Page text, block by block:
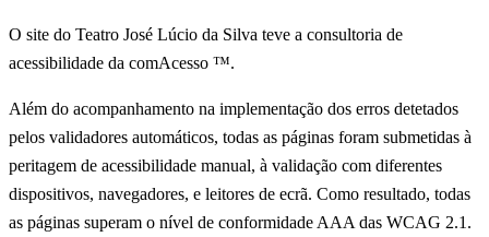
O site do Teatro José Lúcio da Silva teve a consultoria de
acessibilidade da comAcesso ™.
Além do acompanhamento na implementação dos erros detetados
pelos validadores automáticos, todas as páginas foram submetidas à
peritagem de acessibilidade manual, à validação com diferentes
dispositivos, navegadores, e leitores de ecrã. Como resultado, todas
as páginas superam o nível de conformidade AAA das WCAG 2.1.